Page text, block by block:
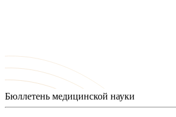
Бюллетень медицинской науки